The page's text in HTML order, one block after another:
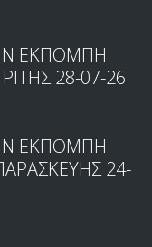
ΕΚΠΟΜΠΗ
28-07-26
ΕΚΠΟΜΠΗ
24-